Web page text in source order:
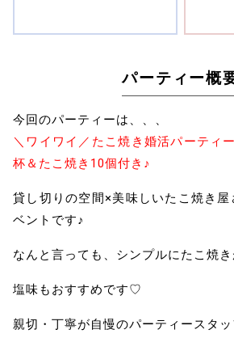
パーティー概
今回のパーティーは、、、
＼ワイワイ／たこ焼き婚活パーティ
杯＆たこ焼き10個付き♪
貸し切りの空間×美味しいたこ焼き屋
ベントです♪
なんと言っても、シンプルにたこ焼き
塩味もおすすめです♡
親切・丁寧が自慢のパーティースタ